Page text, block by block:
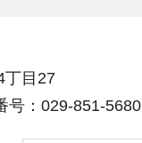
丁目27
号：029-851-5680